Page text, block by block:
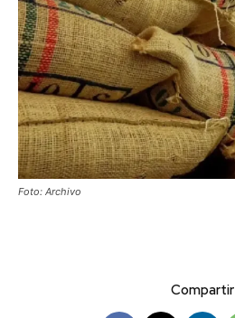
Foto: Archivo
Compartir